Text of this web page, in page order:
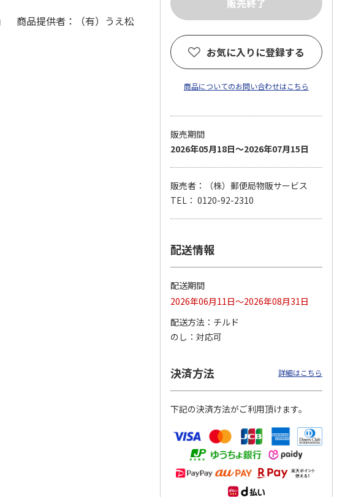
【グリーティング切
円…
4.8（11）
5,500円
4.6（7）
11,000円
商品提供者：（有）うえ松
お気に入りに登録する
商品についてのお問い合わせはこちら
販売期間
2026年05月18日～2026年07月15日
販売者：（株）郵便局物販サービス
TEL： 0120-92-2310
配送情報
配送期間
2026年06月11日～2026年08月31日
配送方法
チルド
のし
対応可
決済方法 詳細はこちら
下記の決済方法がご利用頂けます。